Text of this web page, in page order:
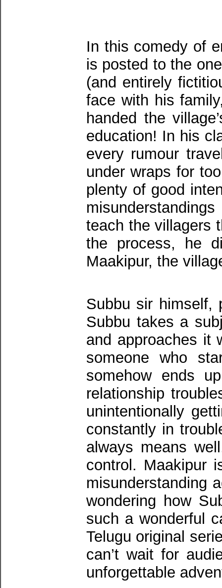
In this comedy of
is posted to the
(and entirely
face with his
handed the
education! In his
every rumour
under wraps for
plenty of good
teach the villagers
the process, he
Maakipur, the
Subbu sir himself,
Subbu takes a
and approaches it
someone who
somehow ends
relationship
unintentionally
constantly in
always means
control. Maakipur
misunderstanding
wondering how
such a wonderful
Telugu original
can’t wait for
unforgettable